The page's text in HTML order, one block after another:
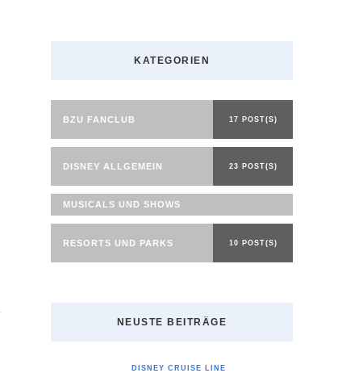
KATEGORIEN
BZU FANCLUB 17 POST(S)
DISNEY ALLGEMEIN 23 POST(S)
MUSICALS UND SHOWS
RESORTS UND PARKS 10 POST(S)
NEUSTE BEITRÄGE
DISNEY CRUISE LINE